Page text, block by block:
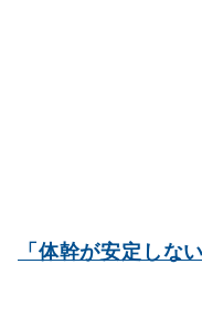
「体幹が安定しな